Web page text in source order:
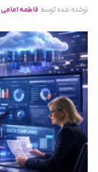
نوشته شده توسط فاطمه امامی